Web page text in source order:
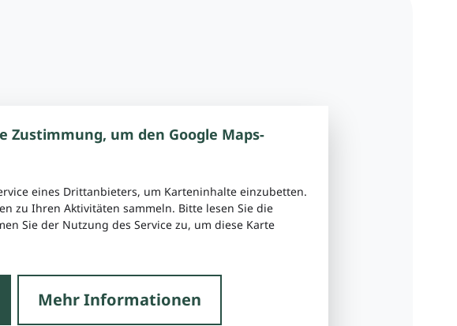
Zustimmung, um den Google Maps-
eines Drittanbieters, um Karteninhalte einzubetten.
zu Ihren Aktivitäten sammeln. Bitte lesen Sie die
Sie der Nutzung des Service zu, um diese Karte
Mehr Informationen